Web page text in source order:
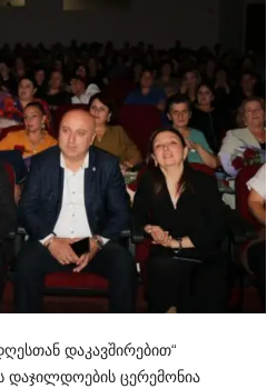
დაკავშირებით“
დაჯილდოების ცერემონია